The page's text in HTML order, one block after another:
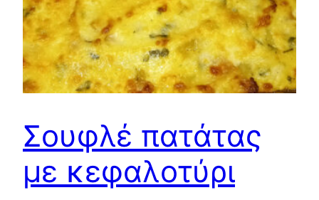
Σουφλέ πατάτας
με κεφαλοτύρι